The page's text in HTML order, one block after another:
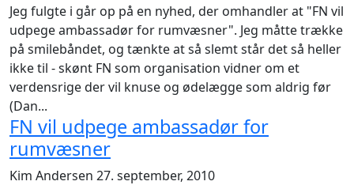
Jeg fulgte i går op på en nyhed, der omhandler at "FN vil
udpege ambassadør for rumvæsner". Jeg måtte trække
på smilebåndet, og tænkte at så slemt står det så heller
ikke til - skønt FN som organisation vidner om et
verdensrige der vil knuse og ødelægge som aldrig før
(Dan...
FN vil udpege ambassadør for
rumvæsner
Kim Andersen 27. september, 2010